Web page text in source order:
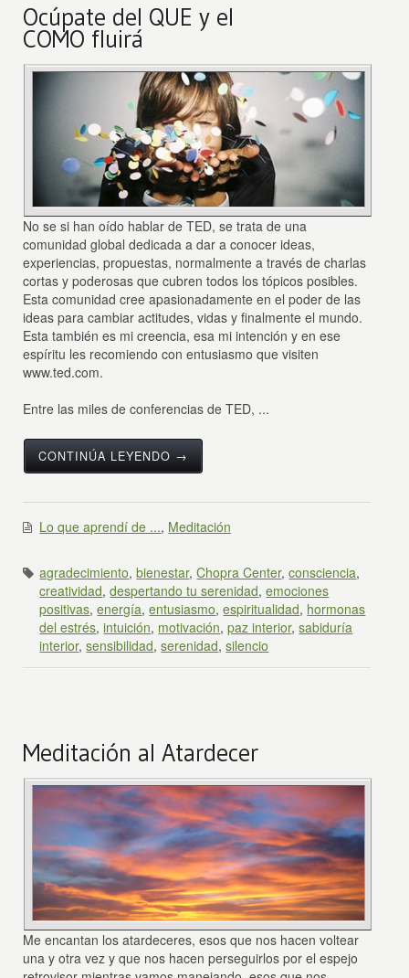
Ocúpate del QUE y el
COMO fluirá
No se si han oído hablar de TED, se trata de una
comunidad global dedicada a dar a conocer ideas,
experiencias, propuestas, normalmente a través de charlas
cortas y poderosas que cubren todos los tópicos posibles.
Esta comunidad cree apasionadamente en el poder de las
ideas para cambiar actitudes, vidas y finalmente el mundo.
Esta también es mi creencia, esa mi intención y en ese
espíritu les recomiendo con entusiasmo que visiten
www.ted.com.
Entre las miles de conferencias de TED, ...
CONTINÚA LEYENDO →
Lo que aprendí de ..., Meditación
agradecimiento,bienestar,Chopra Center,consciencia,
creatividad,despertando tu serenidad,emociones
positivas,energía,entusiasmo,espiritualidad, hormonas
del estrés,intuición, motivación,paz interior,sabiduría
interior,sensibilidad,serenidad,silencio
Meditación al Atardecer
Me encantan los atardeceres, esos que nos hacen voltear
una y otra vez y que nos hacen perseguirlos por el espejo